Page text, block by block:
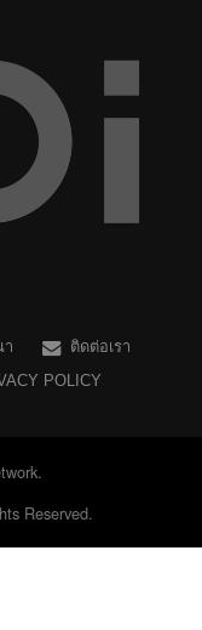
ติดต่อเรา
POLICY
Reserved.